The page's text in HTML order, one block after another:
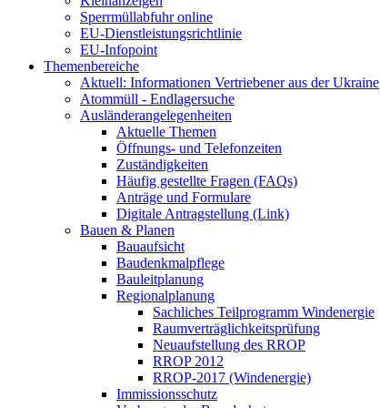
Sperrmüllabfuhr online
EU-Dienstleistungsrichtlinie
EU-Infopoint
Themenbereiche
Aktuell: Informationen Vertriebener aus der Ukraine
Atommüll - Endlagersuche
Ausländerangelegenheiten
Aktuelle Themen
Öffnungs- und Telefonzeiten
Zuständigkeiten
Häufig gestellte Fragen (FAQs)
Anträge und Formulare
Digitale Antragstellung (Link)
Bauen & Planen
Bauaufsicht
Baudenkmalpflege
Bauleitplanung
Regionalplanung
Sachliches Teilprogramm Windenergie
Raumverträglichkeitsprüfung
Neuaufstellung des RROP
RROP 2012
RROP-2017 (Windenergie)
Immissionsschutz